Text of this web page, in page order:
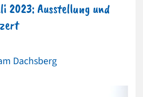
2023: Ausstellung und
Dachsberg